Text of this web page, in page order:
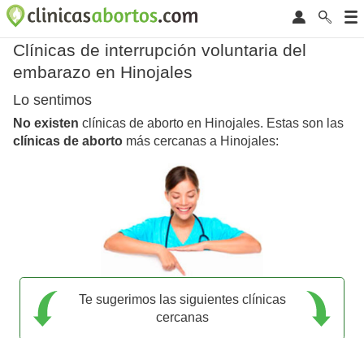
Clínicas de interrupción voluntaria del
embarazo en Hinojales
Lo sentimos
No existen clínicas de aborto en Hinojales. Estas son las
clínicas de aborto más cercanas a Hinojales:
Te sugerimos las siguientes clínicas
cercanas